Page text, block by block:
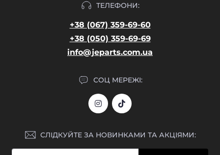
ТЕЛЕФОНИ:
+38 (067) 359-69-60
+38 (050) 359-69-69
info@jeparts.com.ua
СОЦ МЕРЕЖІ:
СЛІДКУЙТЕ ЗА НОВИНКАМИ ТА АКЦІЯМИ: